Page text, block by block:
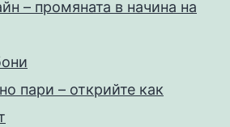
– промяната в начина на
пари – открийте как